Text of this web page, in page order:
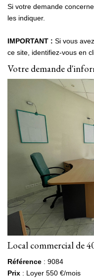
Si votre demande
les indiquer.
IMPORTANT : Si vous
ce site, identifiez-vous en
Votre demande
Local commercial de
Référence : 9084
Prix : Loyer 550 €/mois